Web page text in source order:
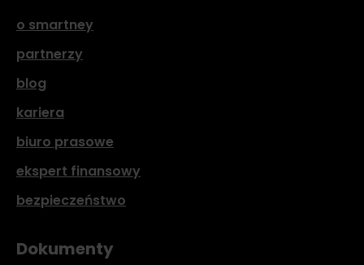
o smartney
partnerzy
blog
kariera
biuro prasowe
ekspert finansowy
bezpieczeństwo
Dokumenty